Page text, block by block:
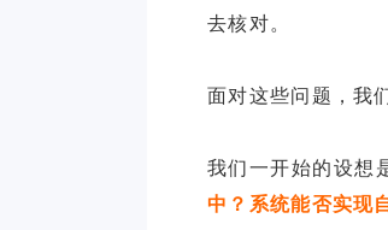
去核对。
面对这些问题，我
我们一开始的设想
中？系统能否实现